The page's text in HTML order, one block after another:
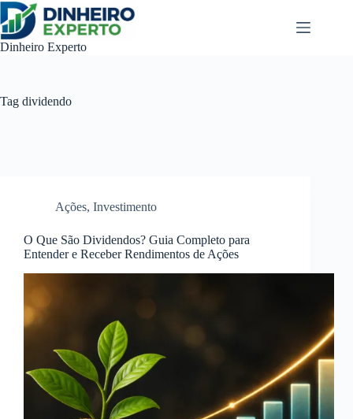
Pular
para
o
conteúdo
Dinheiro Experto
Tag dividendo
Ações, Investimento
O Que São Dividendos? Guia Completo para
Entender e Receber Rendimentos de Ações